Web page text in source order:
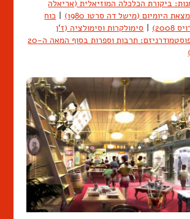
ביקורת הכלכלה המוזיאלית (אריאלה
היומיום (מישל דה סרטו 1980)
כוח
סימולקרות וסימולציה (ז'ן
פוסטמודרניזם: תרבות וספרות בסוף המאה ה-20